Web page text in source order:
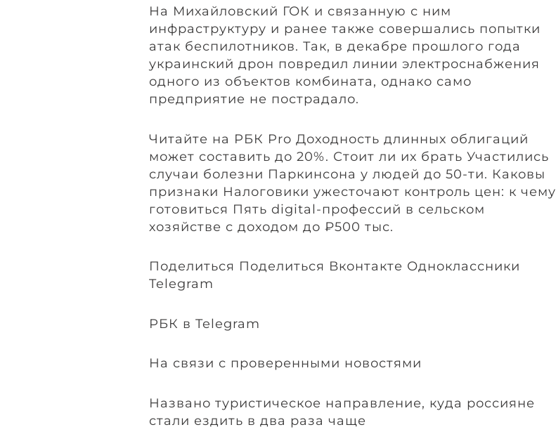
На Михайловский ГОК и связанную с ним
инфраструктуру и ранее также совершались попытки
атак беспилотников. Так, в декабре прошлого года
украинский дрон повредил линии электроснабжения
одного из объектов комбината, однако само
предприятие не пострадало.
Читайте на РБК Pro Доходность длинных облигаций
может составить до 20%. Стоит ли их брать Участились
случаи болезни Паркинсона у людей до 50-ти. Каковы
признаки Налоговики ужесточают контроль цен: к чему
готовиться Пять digital-профессий в сельском
хозяйстве с доходом до ₽500 тыс.
Поделиться Поделиться Вконтакте Одноклассники
Telegram
РБК в Telegram
На связи с проверенными новостями
Названо туристическое направление, куда россияне
стали ездить в два раза чаще